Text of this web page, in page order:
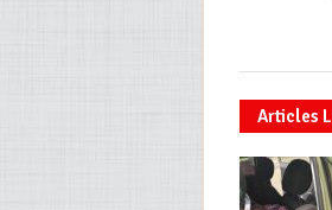
Articles